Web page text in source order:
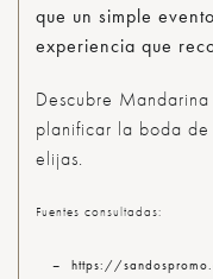
que un simple
experiencia que
Descubre
planificar la boda de
elijas.
Fuentes consultadas:
https://